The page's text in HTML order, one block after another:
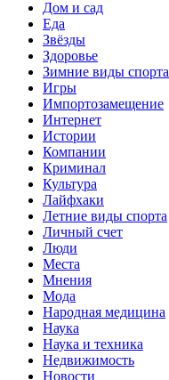
Дом и сад
Еда
Звёзды
Здоровье
Зимние виды спорта
Игры
Импортозамещение
Интернет
Истории
Компании
Криминал
Культура
Лайфхаки
Летние виды спорта
Личный счет
Люди
Места
Мнения
Мода
Народная медицина
Наука
Наука и техника
Недвижимость
Новости